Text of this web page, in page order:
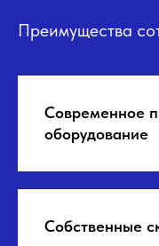
Преимущества
Современное
оборудование
Собственные